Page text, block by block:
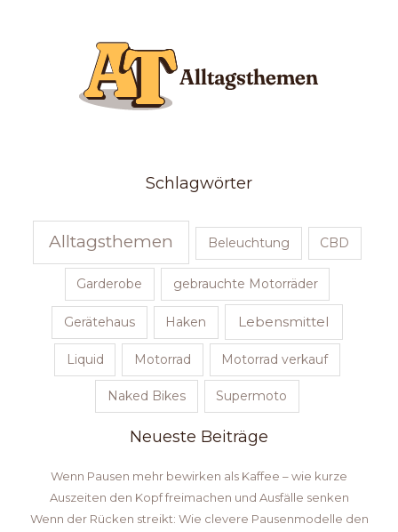
Schlagwörter
Alltagsthemen Beleuchtung CBD
Garderobe gebrauchte Motorräder
Gerätehaus Haken Lebensmittel
Liquid Motorrad Motorrad verkauf
Naked Bikes Supermoto
Neueste Beiträge
Wenn Pausen mehr bewirken als Kaffee – wie kurze
Auszeiten den Kopf freimachen und Ausfälle senken
Wenn der Rücken streikt: Wie clevere Pausenmodelle den